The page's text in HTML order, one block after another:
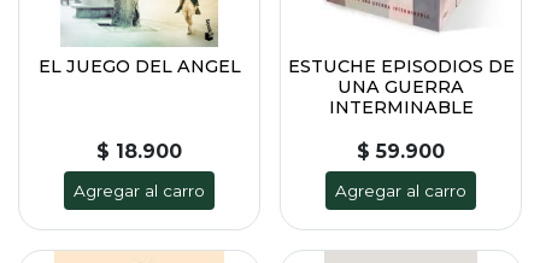
EL JUEGO DEL ANGEL
$ 18.900
Agregar al carro
ESTUCHE EPISODIOS DE
UNA GUERRA
INTERMINABLE
$ 59.900
Agregar al carro